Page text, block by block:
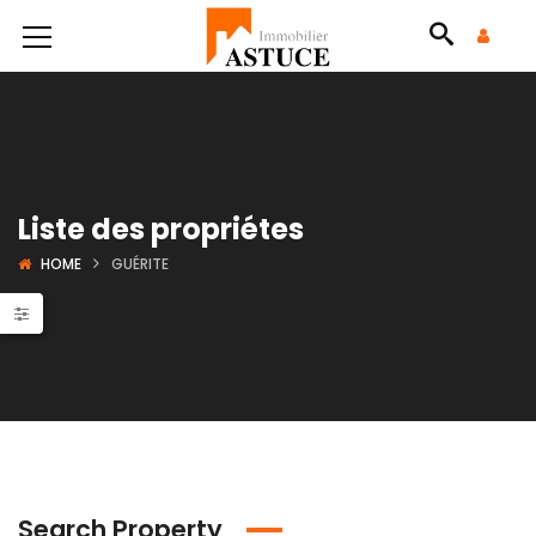
Liste des propriétes
HOME GUÉRITE